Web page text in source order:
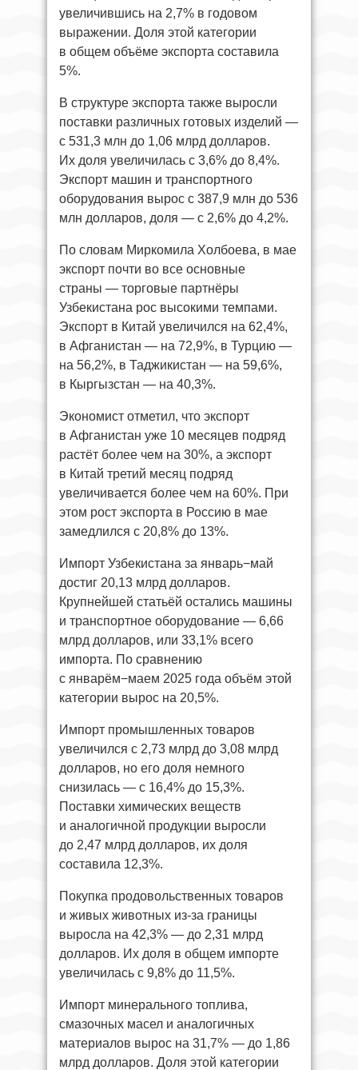
увеличившись на 2,7% в годовом
выражении. Доля этой категории
в общем объёме экспорта составила
5%.
В структуре экспорта также выросли
поставки различных готовых изделий —
с 531,3 млн до 1,06 млрд долларов.
Их доля увеличилась с 3,6% до 8,4%.
Экспорт машин и транспортного
оборудования вырос с 387,9 млн до 536
млн долларов, доля — с 2,6% до 4,2%.
По словам Миркомила Холбоева, в мае
экспорт почти во все основные
страны — торговые партнёры
Узбекистана рос высокими темпами.
Экспорт в Китай увеличился на 62,4%,
в Афганистан — на 72,9%, в Турцию —
на 56,2%, в Таджикистан — на 59,6%,
в Кыргызстан — на 40,3%.
Экономист отметил, что экспорт
в Афганистан уже 10 месяцев подряд
растёт более чем на 30%, а экспорт
в Китай третий месяц подряд
увеличивается более чем на 60%. При
этом рост экспорта в Россию в мае
замедлился с 20,8% до 13%.
Импорт Узбекистана за январь−май
достиг 20,13 млрд долларов.
Крупнейшей статьёй остались машины
и транспортное оборудование — 6,66
млрд долларов, или 33,1% всего
импорта. По сравнению
с январём−маем 2025 года объём этой
категории вырос на 20,5%.
Импорт промышленных товаров
увеличился с 2,73 млрд до 3,08 млрд
долларов, но его доля немного
снизилась — с 16,4% до 15,3%.
Поставки химических веществ
и аналогичной продукции выросли
до 2,47 млрд долларов, их доля
составила 12,3%.
Покупка продовольственных товаров
и живых животных из-за границы
выросла на 42,3% — до 2,31 млрд
долларов. Их доля в общем импорте
увеличилась с 9,8% до 11,5%.
Импорт минерального топлива,
смазочных масел и аналогичных
материалов вырос на 31,7% — до 1,86
млрд долларов. Доля этой категории